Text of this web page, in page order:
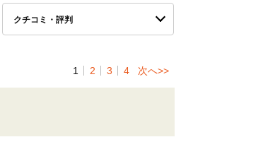
クチコミ・評判
1 2 3 4 次へ>>